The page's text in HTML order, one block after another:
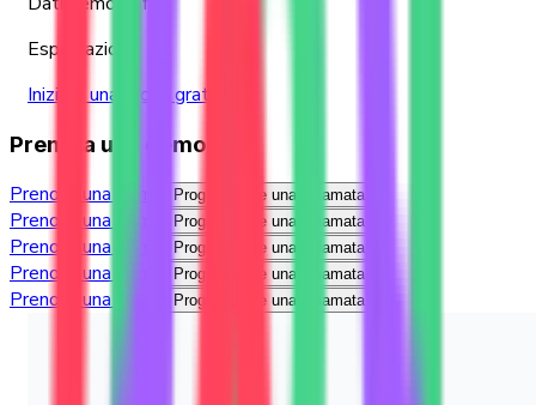
Esportazioni
Iniziare una prova gratuita
Prenota una demo
Prenota una demo Programmare una chiamata
Prenota una demo Programmare una chiamata
Prenota una demo Programmare una chiamata
Prenota una demo Programmare una chiamata
Prenota una demo Programmare una chiamata